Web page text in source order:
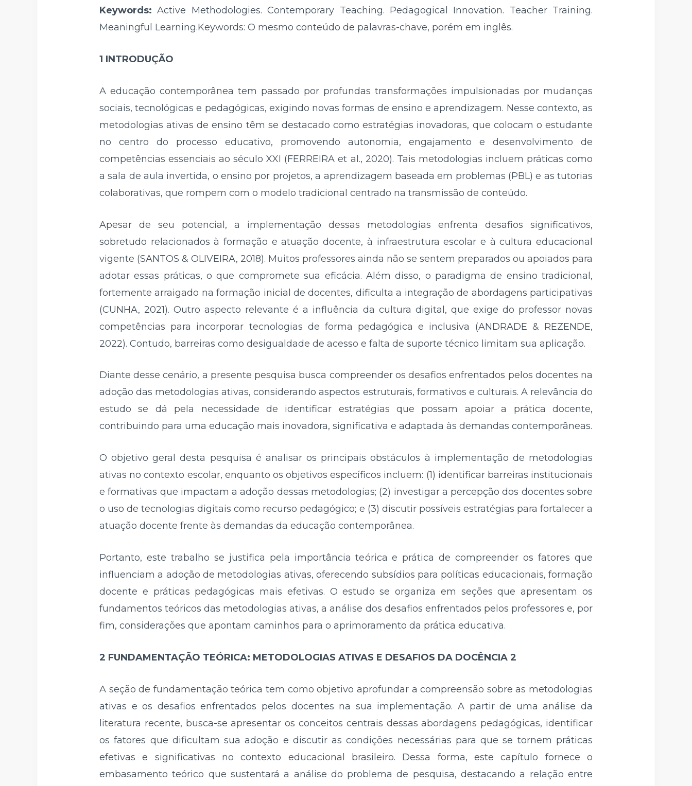
Keywords: Active Methodologies. Contemporary Teaching. Pedagogical Innovation. Teacher Training.
Meaningful Learning.Keywords: O mesmo conteúdo de palavras-chave, porém em inglês.
1 INTRODUÇÃO
A educação contemporânea tem passado por profundas transformações impulsionadas por mudanças
sociais, tecnológicas e pedagógicas, exigindo novas formas de ensino e aprendizagem. Nesse contexto, as
metodologias ativas de ensino têm se destacado como estratégias inovadoras, que colocam o estudante
no centro do processo educativo, promovendo autonomia, engajamento e desenvolvimento de
competências essenciais ao século XXI (FERREIRA et al., 2020). Tais metodologias incluem práticas como
a sala de aula invertida, o ensino por projetos, a aprendizagem baseada em problemas (PBL) e as tutorias
colaborativas, que rompem com o modelo tradicional centrado na transmissão de conteúdo.
Apesar de seu potencial, a implementação dessas metodologias enfrenta desafios significativos,
sobretudo relacionados à formação e atuação docente, à infraestrutura escolar e à cultura educacional
vigente (SANTOS & OLIVEIRA, 2018). Muitos professores ainda não se sentem preparados ou apoiados para
adotar essas práticas, o que compromete sua eficácia. Além disso, o paradigma de ensino tradicional,
fortemente arraigado na formação inicial de docentes, dificulta a integração de abordagens participativas
(CUNHA, 2021). Outro aspecto relevante é a influência da cultura digital, que exige do professor novas
competências para incorporar tecnologias de forma pedagógica e inclusiva (ANDRADE & REZENDE,
2022). Contudo, barreiras como desigualdade de acesso e falta de suporte técnico limitam sua aplicação.
Diante desse cenário, a presente pesquisa busca compreender os desafios enfrentados pelos docentes na
adoção das metodologias ativas, considerando aspectos estruturais, formativos e culturais. A relevância do
estudo se dá pela necessidade de identificar estratégias que possam apoiar a prática docente,
contribuindo para uma educação mais inovadora, significativa e adaptada às demandas contemporâneas.
O objetivo geral desta pesquisa é analisar os principais obstáculos à implementação de metodologias
ativas no contexto escolar, enquanto os objetivos específicos incluem: (1) identificar barreiras institucionais
e formativas que impactam a adoção dessas metodologias; (2) investigar a percepção dos docentes sobre
o uso de tecnologias digitais como recurso pedagógico; e (3) discutir possíveis estratégias para fortalecer a
atuação docente frente às demandas da educação contemporânea.
Portanto, este trabalho se justifica pela importância teórica e prática de compreender os fatores que
influenciam a adoção de metodologias ativas, oferecendo subsídios para políticas educacionais, formação
docente e práticas pedagógicas mais efetivas. O estudo se organiza em seções que apresentam os
fundamentos teóricos das metodologias ativas, a análise dos desafios enfrentados pelos professores e, por
fim, considerações que apontam caminhos para o aprimoramento da prática educativa.
2 FUNDAMENTAÇÃO TEÓRICA: METODOLOGIAS ATIVAS E DESAFIOS DA DOCÊNCIA 2
A seção de fundamentação teórica tem como objetivo aprofundar a compreensão sobre as metodologias
ativas e os desafios enfrentados pelos docentes na sua implementação. A partir de uma análise da
literatura recente, busca-se apresentar os conceitos centrais dessas abordagens pedagógicas, identificar
os fatores que dificultam sua adoção e discutir as condições necessárias para que se tornem práticas
efetivas e significativas no contexto educacional brasileiro. Dessa forma, este capítulo fornece o
embasamento teórico que sustentará a análise do problema de pesquisa, destacando a relação entre